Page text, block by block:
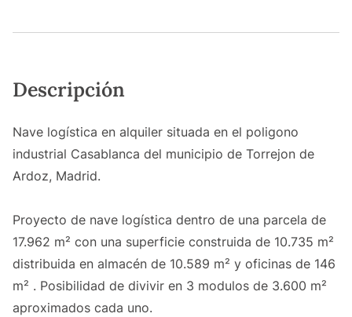
Descripción
Nave logística en alquiler situada en el poligono
industrial Casablanca del municipio de Torrejon de
Ardoz, Madrid.
Proyecto de nave logística dentro de una parcela de
17.962 m² con una superficie construida de 10.735 m²
distribuida en almacén de 10.589 m² y oficinas de 146
m² . Posibilidad de divivir en 3 modulos de 3.600 m²
aproximados cada uno.